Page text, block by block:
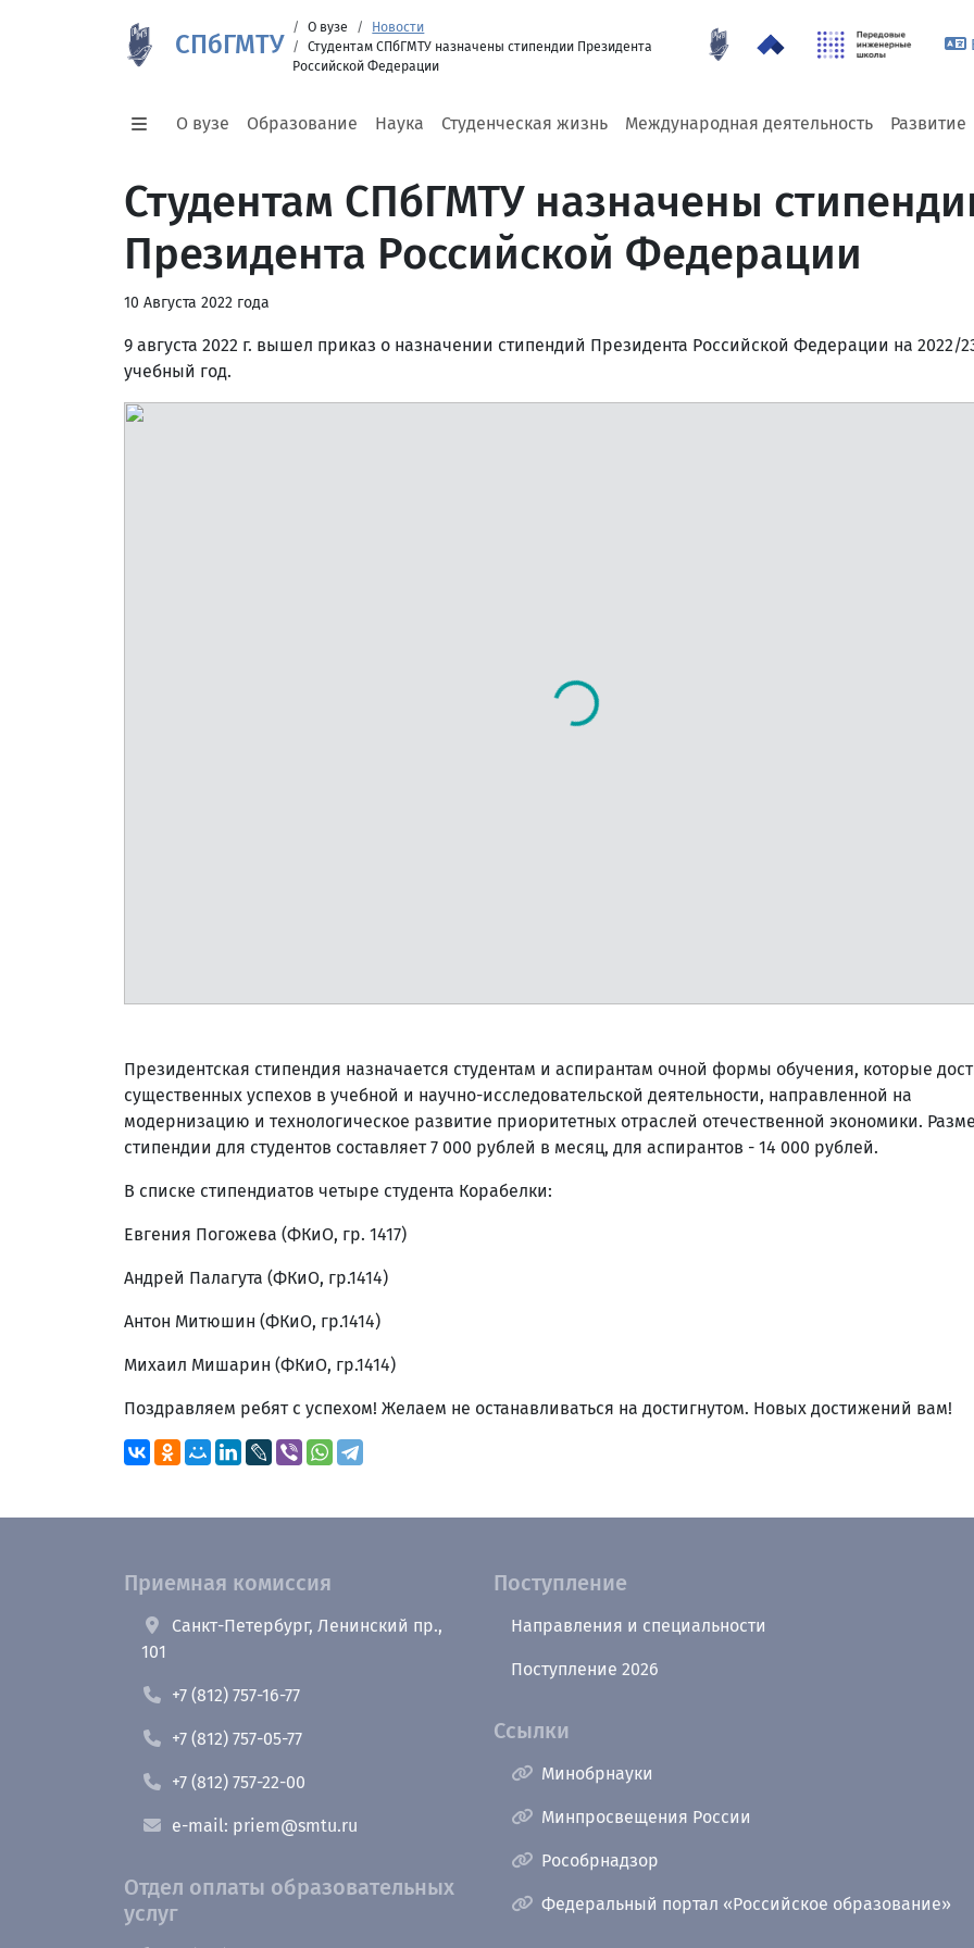
СПбГМТУ
О вузе
Новости
Студентам СПбГМТУ назначены стипендии Президента
Российской Федерации
О вузе Образование Наука Студенческая жизнь Международная деятельность Развитие
Студентам СПбГМТУ назначены
Президента Российской Федерации
10 Августа 2022 года
9 августа 2022 г. вышел приказ о назначении стипендий Президента Российской Федерации на 2022/
учебный год.
Президентская стипендия назначается студентам и аспирантам очной формы обучения, которые
существенных успехов в учебной и научно-исследовательской деятельности, направленной на
модернизацию и технологическое развитие приоритетных отраслей отечественной экономики.
стипендии для студентов составляет 7 000 рублей в месяц, для аспирантов - 14 000 рублей.
В списке стипендиатов четыре студента Корабелки:
Евгения Погожева (ФКиО, гр. 1417)
Андрей Палагута (ФКиО, гр.1414)
Антон Митюшин (ФКиО, гр.1414)
Михаил Мишарин (ФКиО, гр.1414)
Поздравляем ребят с успехом! Желаем не останавливаться на достигнутом. Новых достижений вам!
Приемная комиссия
Санкт-Петербург, Ленинский пр.,
101
+7 (812) 757-16-77
+7 (812) 757-05-77
+7 (812) 757-22-00
e-mail: priem@smtu.ru
Отдел оплаты образовательных
услуг
Поступление
Направления и специальности
Поступление 2026
Ссылки
Минобрнауки
Минпросвещения России
Рособрнадзор
Федеральный портал «Российское образование»